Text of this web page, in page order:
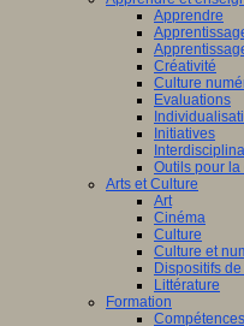
Apprendre
Créativité
Culture
Evaluations
Initiatives
Outils pour la
Arts et Culture
Art
Cinéma
Culture
Culture et
Dispositifs
Littérature
Formation